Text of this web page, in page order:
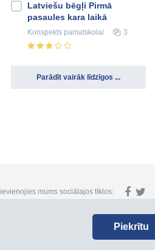
Latviešu bēgļi Pirmā
pasaules kara laikā
Konspekts pamatskolai 3
Parādīt vairāk līdzīgos ...
mums sociālajos tīklos:
Piekrītu